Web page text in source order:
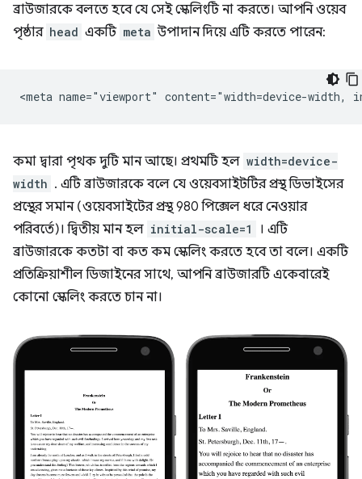
ব্রাউজারকে বলতে হবে যে সেই স্কেলিংটি না করতে। আপনি ওয়েব
পৃষ্ঠার head একটি meta উপাদান দিয়ে এটি করতে পারেন:
কমা দ্বারা পৃথক দুটি মান আছে। প্রথমটি হল width=device-
width . এটি ব্রাউজারকে বলে যে ওয়েবসাইটটির প্রস্থ ডিভাইসের
প্রস্থের সমান (ওয়েবসাইটের প্রস্থ 980 পিক্সেল ধরে নেওয়ার
পরিবর্তে)। দ্বিতীয় মান হল initial-scale=1
। এটি
ব্রাউজারকে কতটা বা কত কম স্কেলিং করতে হবে তা বলে। একটি
প্রতিক্রিয়াশীল ডিজাইনের সাথে, আপনি ব্রাউজারটি একেবারেই
কোনো স্কেলিং করতে চান না।